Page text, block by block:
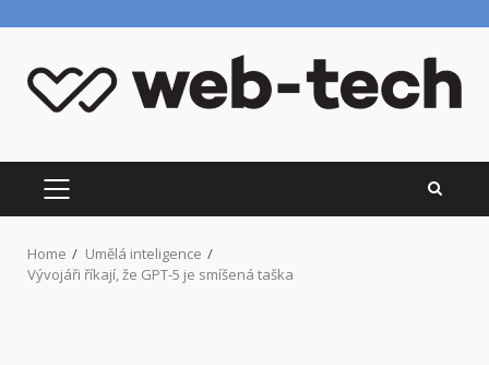
content
PRIMARY
MENU
Home
Umělá inteligence
Vývojáři říkají, že GPT-5 je smíšená taška